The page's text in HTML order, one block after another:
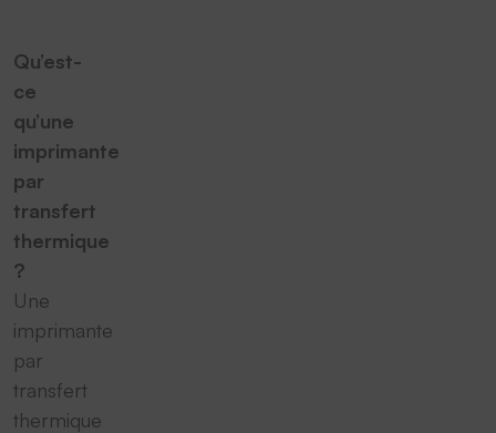
Qu’est-
ce
qu’une
imprimante
par
transfert
thermique
?
Une
imprimante
par
transfert
thermique